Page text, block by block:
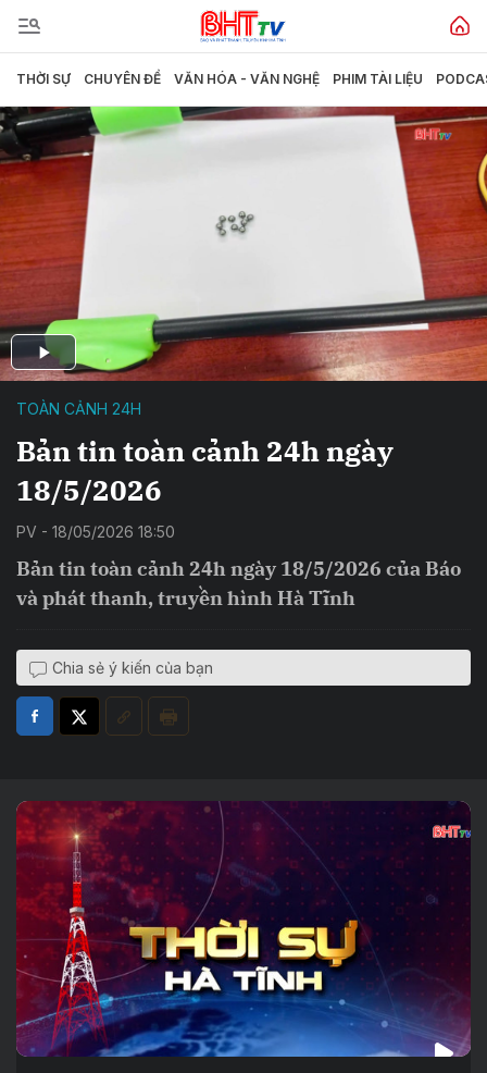
THỜI SỰ CHUYÊN ĐỀ VĂN HÓA - VĂN NGHỆ PHIM TÀI LIỆU
TOÀN CẢNH 24H
Bản tin toàn cảnh 24h ngày
18/5/2026
PV - 18/05/2026 18:50
Bản tin toàn cảnh 24h ngày 18/5/2026 của Báo
và phát thanh, truyền hình Hà Tĩnh
Chia sẻ ý kiến của bạn